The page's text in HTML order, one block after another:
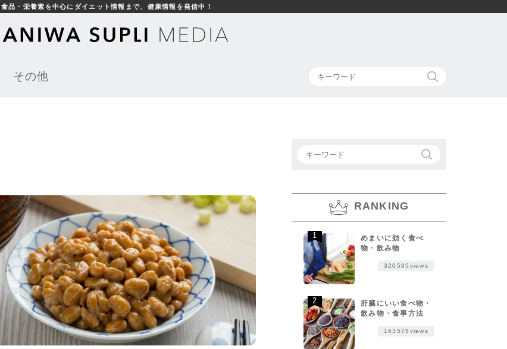
食品・栄養素を中心にダイエット情報まで、健康情報を発信中！
その他
RANKING
めまいに効く食べ
物・飲み物
320595views
肝臓にいい食べ物・
飲み物・食事方法
163575views